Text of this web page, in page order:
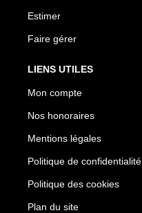
Estimer
Faire gérer
LIENS UTILES
Mon compte
Nos honoraires
Mentions légales
Politique de confidentialité
Politique des cookies
Plan du site